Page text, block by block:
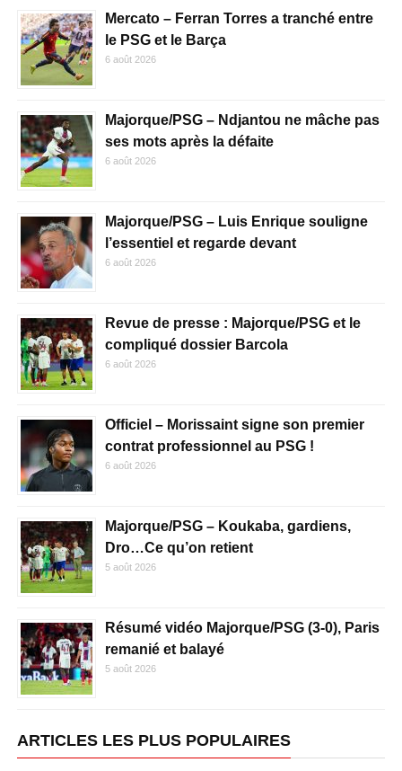
Mercato – Ferran Torres a tranché entre
le PSG et le Barça
6 août 2026
Majorque/PSG – Ndjantou ne mâche pas
ses mots après la défaite
6 août 2026
Majorque/PSG – Luis Enrique souligne
l’essentiel et regarde devant
6 août 2026
Revue de presse : Majorque/PSG et le
compliqué dossier Barcola
6 août 2026
Officiel – Morissaint signe son premier
contrat professionnel au PSG !
6 août 2026
Majorque/PSG – Koukaba, gardiens,
Dro…Ce qu’on retient
5 août 2026
Résumé vidéo Majorque/PSG (3-0), Paris
remanié et balayé
5 août 2026
ARTICLES LES PLUS POPULAIRES